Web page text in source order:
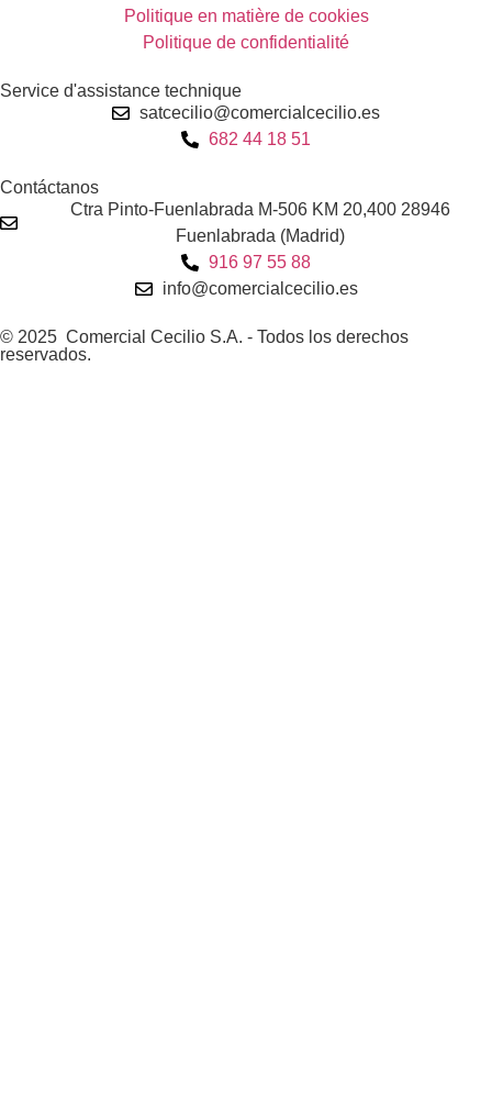
Politique en matière de cookies
Politique de confidentialité
Service d'assistance technique
satcecilio@comercialcecilio.es
682 44 18 51
Contáctanos
Ctra Pinto-Fuenlabrada M-506 KM 20,400 28946
Fuenlabrada (Madrid)
916 97 55 88
info@comercialcecilio.es
© 2025 Comercial Cecilio S.A. - Todos los derechos
reservados.